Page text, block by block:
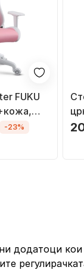
FUKU
-23%
додатоци